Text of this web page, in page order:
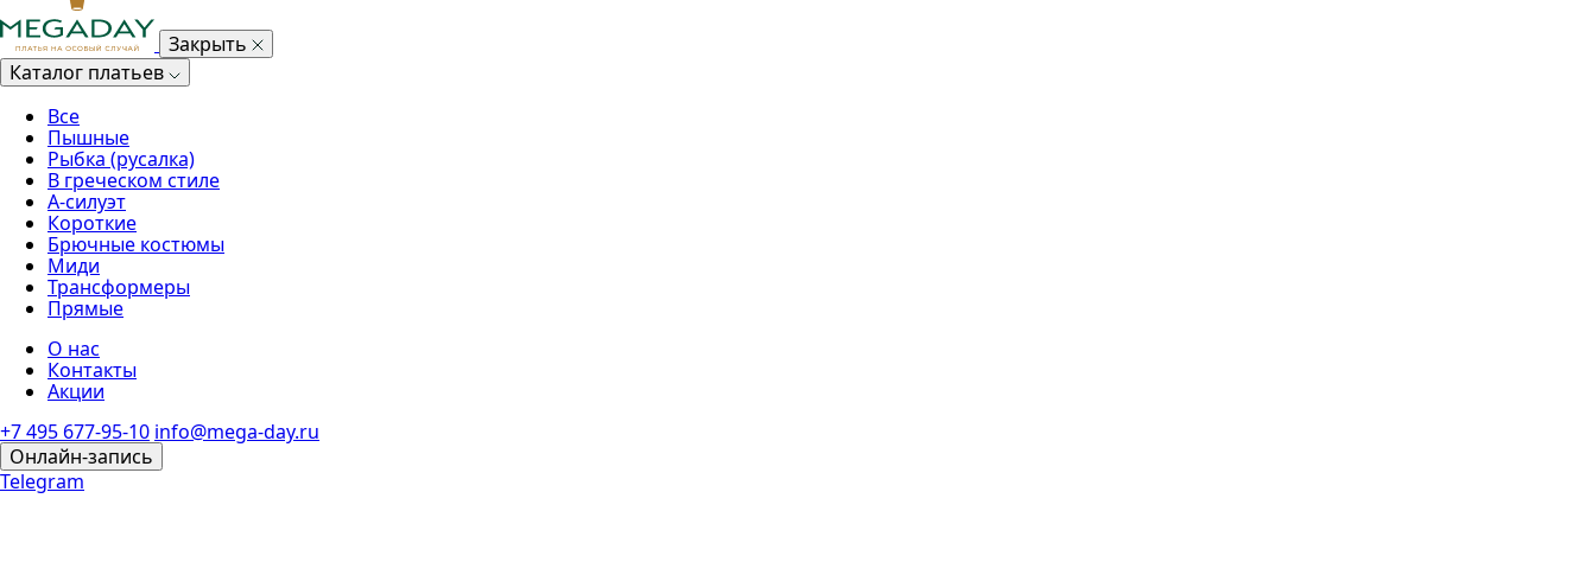
Закрыть
Каталог платьев
Все
Пышные
Рыбка (русалка)
В греческом стиле
А-силуэт
Короткие
Брючные костюмы
Миди
Трансформеры
Прямые
О нас
Контакты
Акции
+7 495 677-95-10 info@mega-day.ru
Онлайн-запись
Telegram